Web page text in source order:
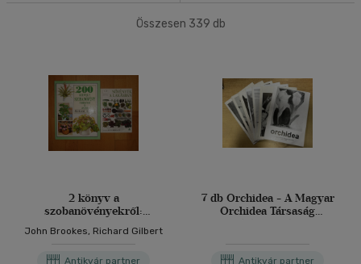
Felnőtt(52)
Nyelv szerint
Magyar(57)
Angol (1)
Német(4)
Összesen 339 db
2 könyv a
szobanövényekről:
kedvelt szobanövény
John Brookes, Richard Gilbert
Antikvár partner
7 db Orchidea - A Magyar
Orchidea Társaság
Antikvár partner